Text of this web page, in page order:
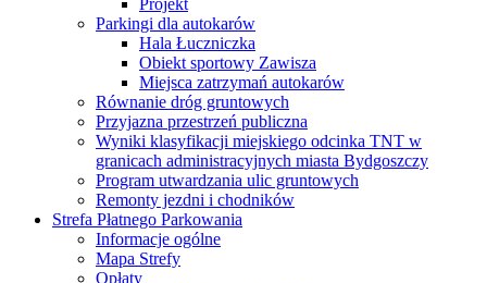
Parkingi dla autokarów
Hala Łuczniczka
Obiekt sportowy Zawisza
Miejsca zatrzymań autokarów
Równanie dróg gruntowych
Przyjazna przestrzeń publiczna
Wyniki klasyfikacji miejskiego odcinka TNT w
granicach administracyjnych miasta Bydgoszczy
Program utwardzania ulic gruntowych
Remonty jezdni i chodników
Strefa Płatnego Parkowania
Informacje ogólne
Mapa Strefy
Opłaty